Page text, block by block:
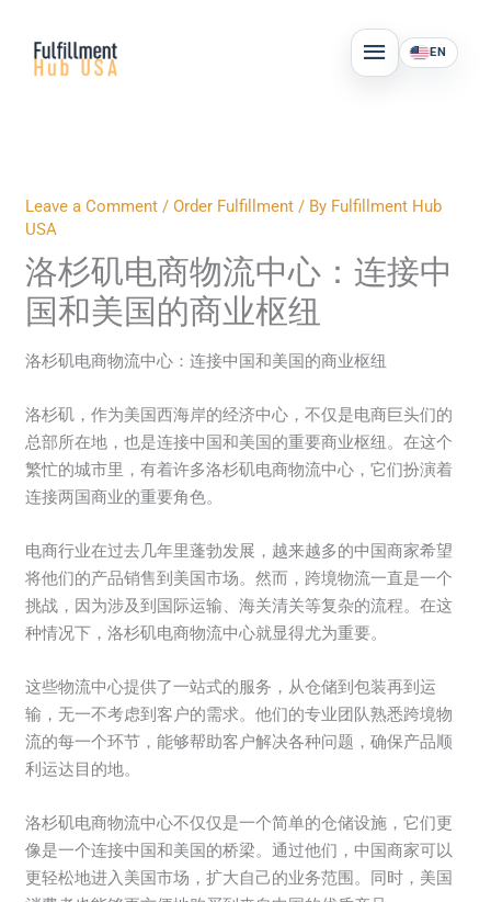
content
MAIN
MENU
EN
Leave a Comment /Order Fulfillment / By Fulfillment Hub
USA
洛杉矶电商物流中心：连接中
国和美国的商业枢纽
洛杉矶电商物流中心：连接中国和美国的商业枢纽
洛杉矶，作为美国西海岸的经济中心，不仅是电商巨头们的
总部所在地，也是连接中国和美国的重要商业枢纽。在这个
繁忙的城市里，有着许多洛杉矶电商物流中心，它们扮演着
连接两国商业的重要角色。
电商行业在过去几年里蓬勃发展，越来越多的中国商家希望
将他们的产品销售到美国市场。然而，跨境物流一直是一个
挑战，因为涉及到国际运输、海关清关等复杂的流程。在这
种情况下，洛杉矶电商物流中心就显得尤为重要。
这些物流中心提供了一站式的服务，从仓储到包装再到运
输，无一不考虑到客户的需求。他们的专业团队熟悉跨境物
流的每一个环节，能够帮助客户解决各种问题，确保产品顺
利运达目的地。
洛杉矶电商物流中心不仅仅是一个简单的仓储设施，它们更
像是一个连接中国和美国的桥梁。通过他们，中国商家可以
更轻松地进入美国市场，扩大自己的业务范围。同时，美国